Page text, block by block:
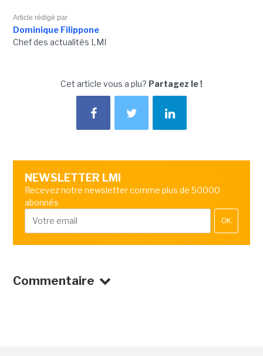
Article rédigé par
Dominique Filippone
Chef des actualités LMI
Cet article vous a plu? Partagez le !
NEWSLETTER LMI
Recevez notre newsletter comme plus de 50000
abonnés
OK
Commentaire